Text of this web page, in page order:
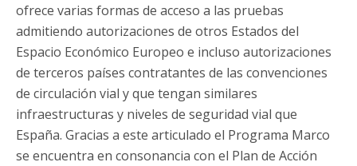
ofrece varias formas de acceso a las pruebas
admitiendo autorizaciones de otros Estados del
Espacio Económico Europeo e incluso autorizaciones
de terceros países contratantes de las convenciones
de circulación vial y que tengan similares
infraestructuras y niveles de seguridad vial que
España. Gracias a este articulado el Programa Marco
se encuentra en consonancia con el Plan de Acción